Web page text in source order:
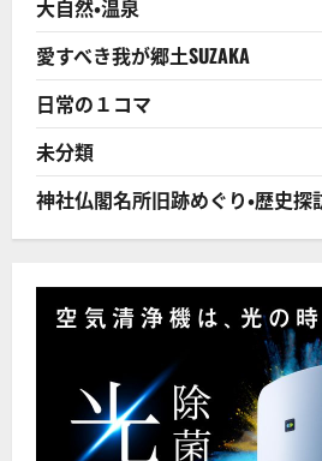
の
動
物
多
し!
に
つ
い
ら
に
読
大自然・温泉
愛すべき我が郷土SUZAKA
日常の１コマ
未分類
神社仏閣名所旧跡めぐり・歴史探